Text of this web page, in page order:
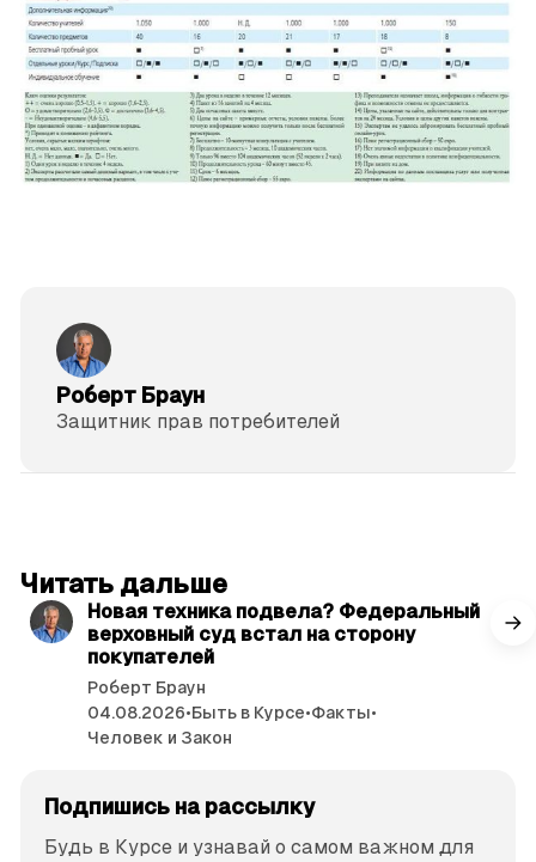
Роберт Браун
Защитник прав потре­бителей
Читать дальше
Новая техника подвела? Федеральный
верховный суд встал на сторону
покупателей
Роберт Браун
04.08.2026•Быть в Курсе•Факты•
Человек и Закон
Подпишись на рассылку
Будь в Курсе и узнавай о самом важном для